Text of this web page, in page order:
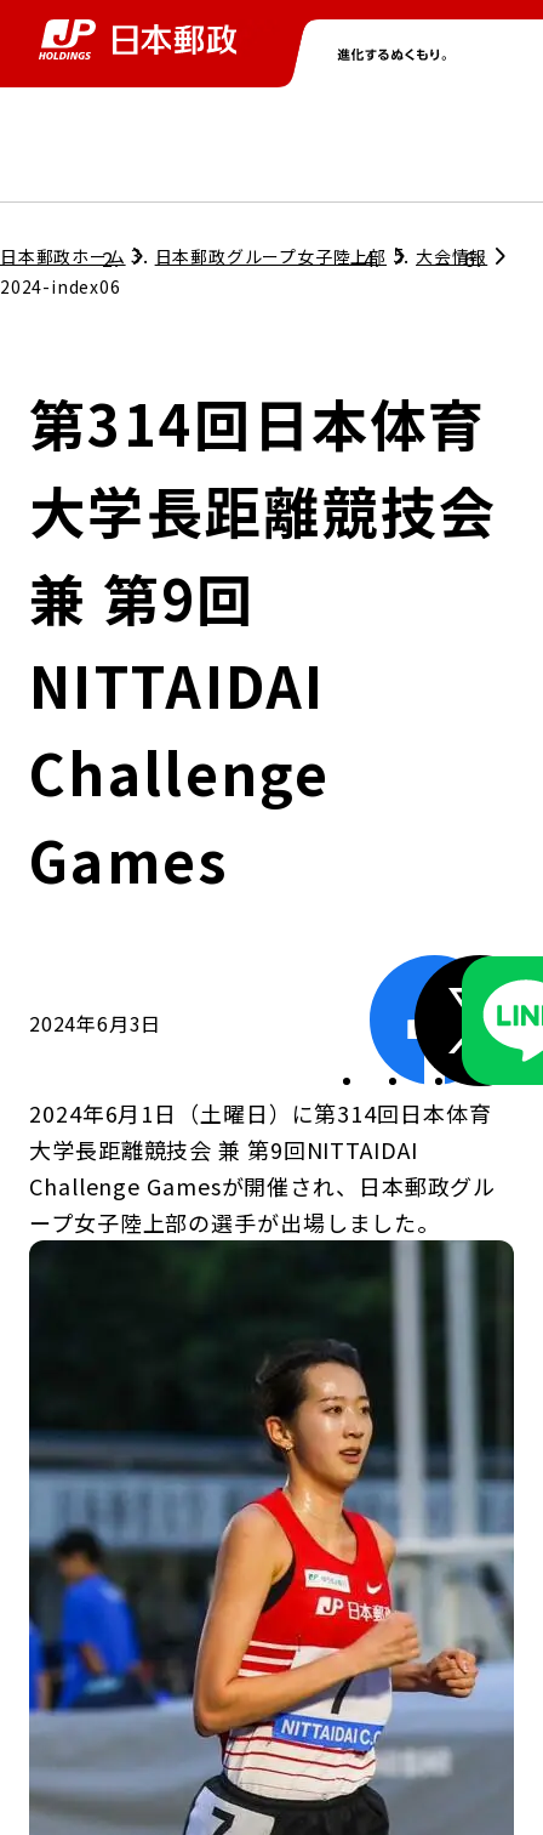
グループ情報トップ
コンプライアンス
ガバナンス
関連事業
株主・投資家情報トップ
個人投資家のみなさまへ
株式情報
IRカレンダー
ニューストップ
サステナビリティトップ
担当役員メッセージ
サステナビリティマネジメント
社会
ガバナンス
ESGデータ集
採用情報トップ
日本郵政ホーム 日本郵政グループ女子陸上部
大会情報
2024-index06
第314回日本体育
大学長距離競技会
兼 第9回
NITTAIDAI
Challenge
Games
2024年6月3日
2024年6月1日（土曜日）に第314回日本体育
大学長距離競技会 兼 第9回NITTAIDAI
Challenge Gamesが開催され、日本郵政グル
ープ女子陸上部の選手が出場しました。